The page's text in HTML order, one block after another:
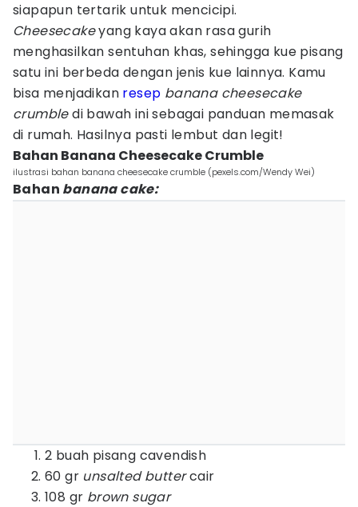
siapapun tertarik untuk mencicipi.
Cheesecakeyang kaya akan rasa gurih
menghasilkan sentuhan khas, sehingga kue pisang
satu ini berbeda dengan jenis kue lainnya. Kamu
bisa menjadikan resep banana cheesecake
crumbledi bawah ini sebagai panduan memasak
di rumah. Hasilnya pasti lembut dan legit!
Bahan Banana Cheesecake Crumble
ilustrasi bahan banana cheesecake crumble (pexels.com/Wendy Wei)
Bahan banana cake:
2 buah pisang cavendish
60 gr unsalted buttercair
108 gr brown sugar